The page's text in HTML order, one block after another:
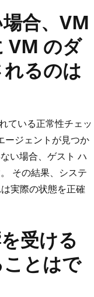
合、VM
VM のダ
るのは
ている正常性チェッ
ージェントが見つか
い場合、ゲスト ハ
その結果、システ
実際の状態を正確
受ける
とはで